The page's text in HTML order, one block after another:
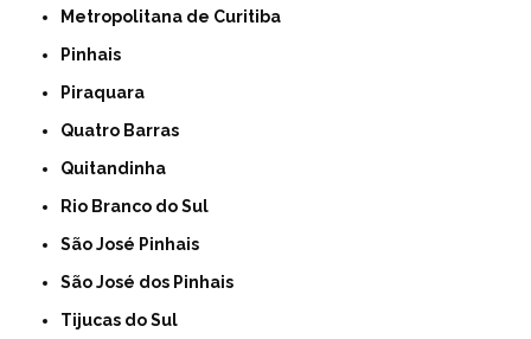
Metropolitana de Curitiba
Pinhais
Piraquara
Quatro Barras
Quitandinha
Rio Branco do Sul
São José Pinhais
São José dos Pinhais
Tijucas do Sul